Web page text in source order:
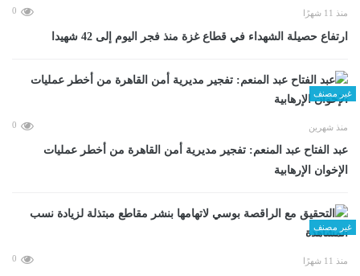
منذ 11 شهرًا 0
ارتفاع حصيلة الشهداء في قطاع غزة منذ فجر اليوم إلى 42 شهيدا
غير مصنف
منذ شهرين 0
عبد الفتاح عبد المنعم: تفجير مديرية أمن القاهرة من أخطر عمليات
الإخوان الإرهابية
غير مصنف
منذ 11 شهرًا 0